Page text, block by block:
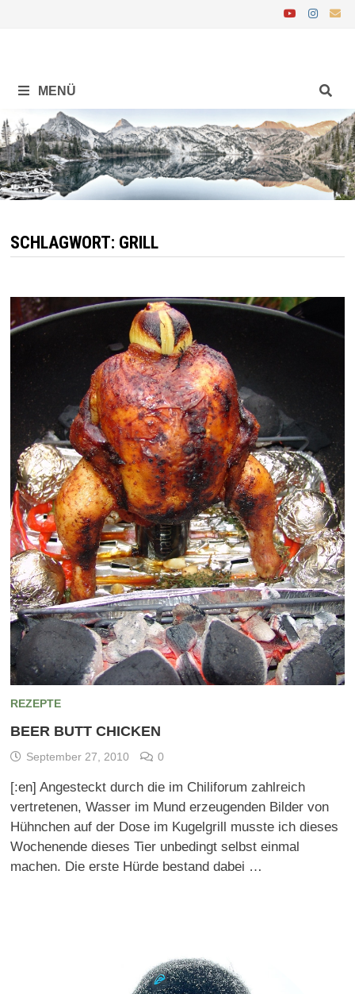
MENÜ
SCHLAGWORT: GRILL
REZEPTE
BEER BUTT CHICKEN
September 27, 2010 0
[:en] Angesteckt durch die im Chiliforum zahlreich
vertretenen, Wasser im Mund erzeugenden Bilder von
Hühnchen auf der Dose im Kugelgrill musste ich dieses
Wochenende dieses Tier unbedingt selbst einmal
machen. Die erste Hürde bestand dabei …